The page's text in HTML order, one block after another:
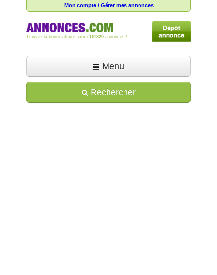
Mon compte / Gérer mes annonces
Trouvez la bonne affaire parmi 101320 annonces !
Menu
Déposer une annonce
Rechercher